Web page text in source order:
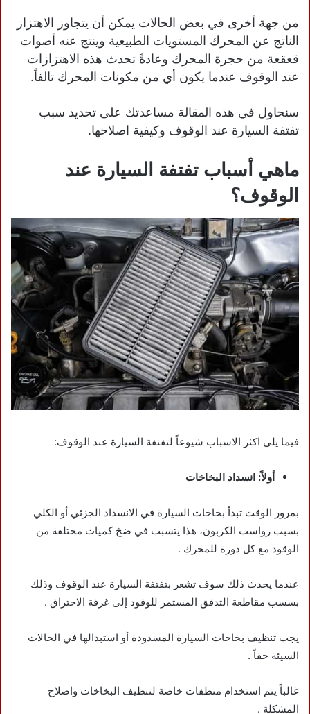
من جهة أخرى في بعض الحالات يمكن أن يتجاوز الاهتزاز
الناتج عن المحرك المستويات الطبيعية وينتج عنه أصوات
قعقعة من حجرة المحرك وعادةً تحدث هذه الاهتزازات
عند الوقوف عندما يكون أي من مكونات المحرك تالفاً.
سنحاول في هذه المقالة مساعدتك على تحديد سبب
تفتفة السيارة عند الوقوف وكيفية اصلاحها.
ماهي أسباب تفتفة السيارة عند
الوقوف؟
فيما يلي اكثر الاسباب شيوعاً لتفتفة السيارة عند الوقوف:
أولاً: انسداد البخاخات
بمرور الوقت تبدأ بخاخات السيارة في الانسداد الجزئي أو الكلي
بسبب رواسب الكربون، هذا يتسبب في ضخ كميات مختلفة من
الوقود مع كل دورة للمحرك .
عندما يحدث ذلك سوف تشعر بتفتفة السيارة عند الوقوف وذلك
بسسب مقاطعة التدفق المستمر للوقود إلى غرفة الاحتراق .
يجب تنظيف بخاخات السيارة المسدودة أو استبدالها في الحالات
السيئة حقاً .
غالباً يتم استخدام منظفات خاصة لتنظيف البخاخات واصلاح
المشكلة .